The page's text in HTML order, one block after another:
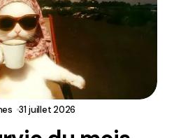
31 juillet 2026